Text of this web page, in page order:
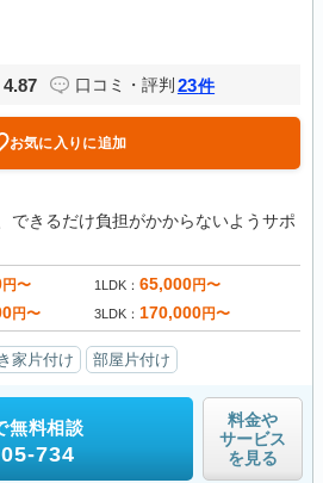
4.87 口コミ・評判 23件
お気に入りに追加
できるだけ負担がかからないようサポ
円〜 1LDK 65,000円〜
円〜 3LDK 170,000円〜
家片付け 部屋片付け
無料相談
734
料金や
サービス
を見る